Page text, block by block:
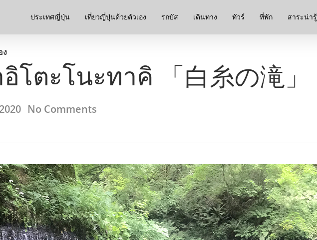
ประเทศญี่ปุ่น เที่ยวญี่ปุ่นด้วยตัวเอง รถบัส เดินทาง ทัวร์ ที่พัก สาระน่ารู้
ง
โตะโนะทาคิ 「白糸の滝」
No Comments